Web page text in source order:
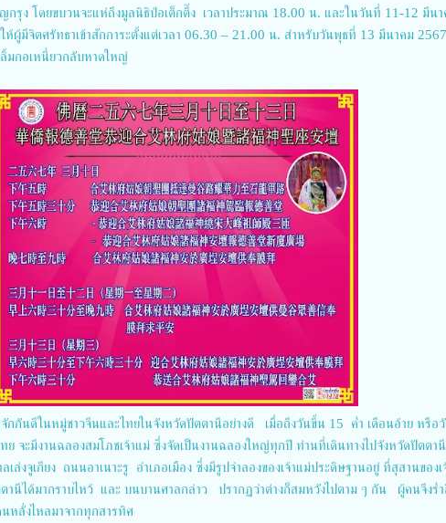
ญกรุง โดยขบวนจะแห่ถึงมูลนิธิป่อเต็กตึ๊ง เวลาประมาณ 18.00 น. และในวันที่ 11-12 มีน
ผู้มีจิตศรัทธาเข้าสักการะตั้งแต่เวลา 06.30 – 21.00 น. สำหรับวันพุธที่ 13 มีนาคม 2567
มกอเหนี่ยวกลับหาดใหญ่
จักกันดีในหมู่ชาวจีนและไทยในจังหวัดปัตตานีอย่างดี เมื่อถึงวันขึ้น 15 ค่ำ เดือนอ้าย หรือ
ย จะมีงานฉลองสมโภชเจ้าแม่ ซึ่งจัดเป็นงานฉลองใหญ่ทุกปี ท่านที่เดินทางไปจังหวัดปัตตานี
เล่งจูเกียง ถนนอาเนาะรู อำเภอเมือง ซึ่งมีรูปจำลองของเจ้าแม่ประดิษฐานอยู่ ที่สุสานของเ
นีได้มากราบไหว้ และ บนบานศาลกล่าว ปรากฏว่าต่างก็สมหวังไปตาม ๆ กัน ผู้คนจึงร่
หลั่งไหลมาจากทุกสารทิศ